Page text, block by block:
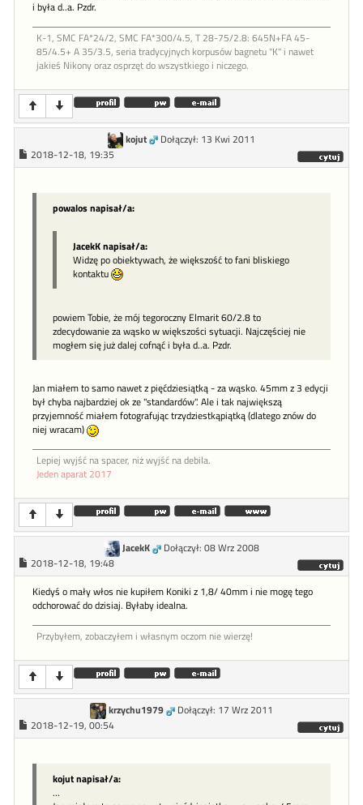
i była d..a. Pzdr.
K-1, SMC FA*24/2, SMC FA*300/4.5, T 28-75/2.8: 645N+FA 45-
85/4.5+ A 35/3.5, seria tradycyjnych korpusów bagnetu "K" i nawet
jakieś Nikony oraz osprzęt do wszystkiego i niczego.
kojut
Dołączył: 13 Kwi 2011
2018-12-18, 19:35
powalos napisał/a:
JacekK napisał/a:
Widzę po obiektywach, że większość to fani bliskiego
kontaktu
powiem Tobie, że mój tegoroczny Elmarit 60/2.8 to
zdecydowanie za wąsko w większości sytuacji. Najczęściej nie
mogłem się już dalej cofnąć i była d..a. Pzdr.
Jan miałem to samo nawet z pięćdziesiątką - za wąsko. 45mm z 3 edycji
był chyba najbardziej ok ze "standardów". Ale i tak największą
przyjemność miałem fotografując trzydziestkąpiątką (dlatego znów do
niej wracam)
Lepiej wyjść na spacer, niż wyjść na debila.
Jeden aparat 2017
JacekK
Dołączył: 08 Wrz 2008
2018-12-18, 19:48
Kiedyś o mały włos nie kupiłem Koniki z 1,8/ 40mm i nie mogę tego
odchorować do dzisiaj. Byłaby idealna.
Przybyłem, zobaczyłem i własnym oczom nie wierzę!
krzychu1979
Dołączył: 17 Wrz 2011
2018-12-19, 00:54
kojut napisał/a:
...